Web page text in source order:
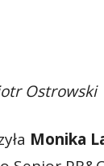
Ostrowski
Monika